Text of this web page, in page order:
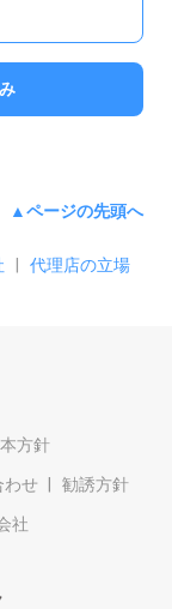
▲ページの先頭へ
代理店の立場
方針
わせ 勧誘方針
社